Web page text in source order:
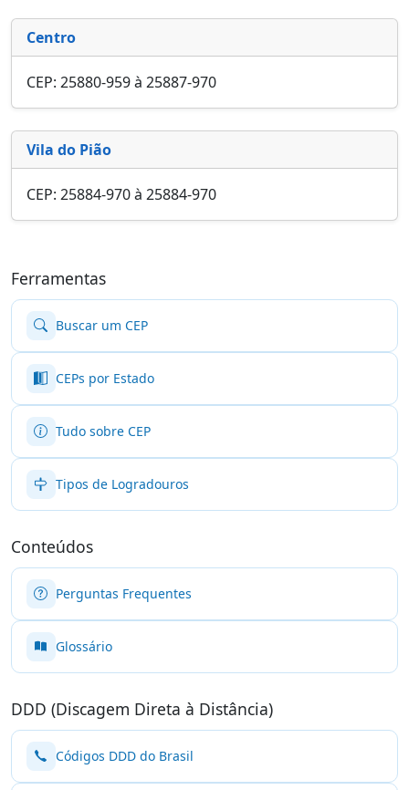
Centro
CEP: 25880-959 à 25887-970
Vila do Pião
CEP: 25884-970 à 25884-970
Ferramentas
Buscar um CEP
CEPs por Estado
Tudo sobre CEP
Tipos de Logradouros
Conteúdos
Perguntas Frequentes
Glossário
DDD (Discagem Direta à Distância)
Códigos DDD do Brasil